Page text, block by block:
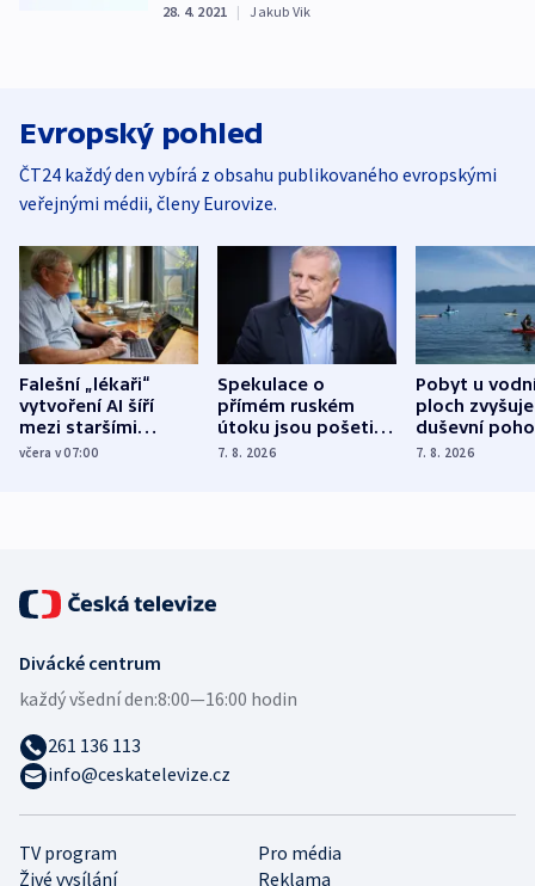
28. 4. 2021 | Jakub Vik
Evropský pohled
ČT24 každý den vybírá z obsahu publikovaného evropskými
veřejnými médii, členy Eurovize.
Falešní „lékaři“
vytvoření AI šíří
mezi staršími
Poláky nebezpečné
včera v 07:00
Spekulace o
přímém ruském
útoku jsou pošetilé,
míní estonský
7. 8. 2026
Pobyt u
ploch zvyšuje
duševní
ukázala
7. 8. 2026
TV program
Pro média
Živé vysílání
Reklama
Divácké centrum
každý všední den:8:00—16:00 hodin
261 136 113
info@ceskatelevize.cz